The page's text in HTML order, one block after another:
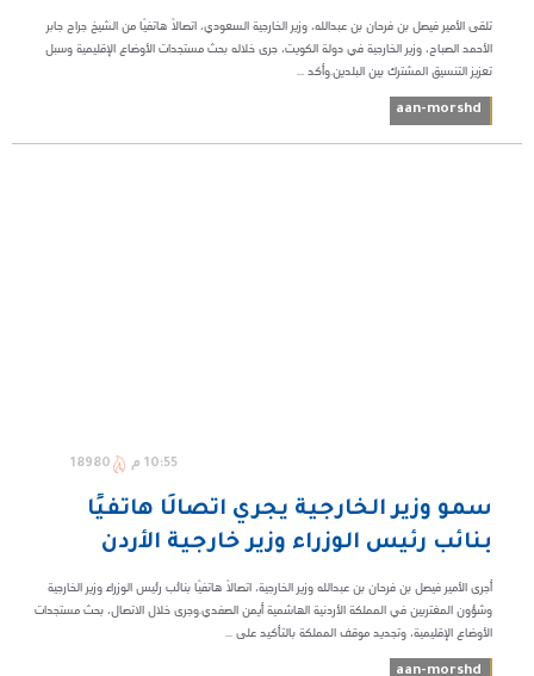
تلقى الأمير فيصل بن فرحان بن عبدالله، وزير الخارجية السعودي، اتصالًا هاتفيًا من الشيخ جراح جابر
الأحمد الصباح، وزير الخارجية في دولة الكويت، جرى خلاله بحث مستجدات الأوضاع الإقليمية وسبل
تعزيز التنسيق المشترك بين البلدين.وأكد ...
aan-morshd
10:55 م 18980
سمو وزير الخارجية يجري اتصالًا هاتفيًا
بنائب رئيس الوزراء وزير خارجية الأردن
أجرى الأمير فيصل بن فرحان بن عبدالله وزير الخارجية، اتصالًا هاتفيًا بنائب رئيس الوزراء وزير الخارجية
وشؤون المغتربين في المملكة الأردنية الهاشمية أيمن الصفدي.وجرى خلال الاتصال، بحث مستجدات
الأوضاع الإقليمية، وتجديد موقف المملكة بالتأكيد على ...
aan-morshd